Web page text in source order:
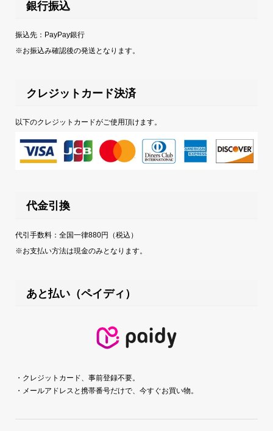
銀行振込
振込先：PayPay銀行
※お振込み確認後の発送となります。
クレジットカード決済
以下のクレジットカードがご使用頂けます。
代金引換
代引手数料：全国一律880円（税込）
※お支払い方法は現金のみとなります。
あと払い（ペイディ）
・クレジットカード、事前登録不要。
・メールアドレスと携帯番号だけで、今すぐお買い物。